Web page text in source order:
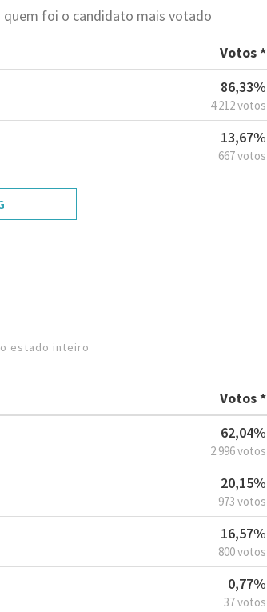
quem foi o candidato mais votado
Votos *
86,33%
4.212 votos
13,67%
667 votos
estado inteiro
Votos *
62,04%
2.996 votos
20,15%
973 votos
16,57%
800 votos
0,77%
37 votos